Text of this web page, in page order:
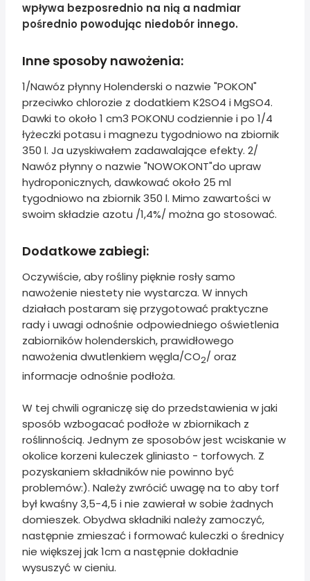
wpływa bezposrednio na nią a nadmiar
pośrednio powodując niedobór innego.
Inne sposoby nawożenia:
1/Nawóz płynny Holenderski o nazwie "POKON"
przeciwko chlorozie z dodatkiem K2SO4 i MgSO4.
Dawki to około 1 cm3 POKONU codziennie i po 1/4
łyżeczki potasu i magnezu tygodniowo na zbiornik
350 l. Ja uzyskiwałem zadawalające efekty. 2/
Nawóz płynny o nazwie "NOWOKONT"do upraw
hydroponicznych, dawkować około 25 ml
tygodniowo na zbiornik 350 l. Mimo zawartości w
swoim składzie azotu /1,4%/ można go stosować.
Dodatkowe zabiegi:
Oczywiście, aby rośliny pięknie rosły samo
nawożenie niestety nie wystarcza. W innych
działach postaram się przygotować praktyczne
rady i uwagi odnośnie odpowiedniego oświetlenia
zabiorników holenderskich, prawidłowego
nawożenia dwutlenkiem węgla/CO2/ oraz
informacje odnośnie podłoża.
W tej chwili ograniczę się do przedstawienia w jaki
sposób wzbogacać podłoże w zbiornikach z
roślinnością. Jednym ze sposobów jest wciskanie w
okolice korzeni kuleczek gliniasto - torfowych. Z
pozyskaniem składników nie powinno być
problemów:). Należy zwrócić uwagę na to aby torf
był kwaśny 3,5-4,5 i nie zawierał w sobie żadnych
domieszek. Obydwa składniki należy zamoczyć,
następnie zmieszać i formować kuleczki o średnicy
nie większej jak 1cm a następnie dokładnie
wysuszyć w cieniu.